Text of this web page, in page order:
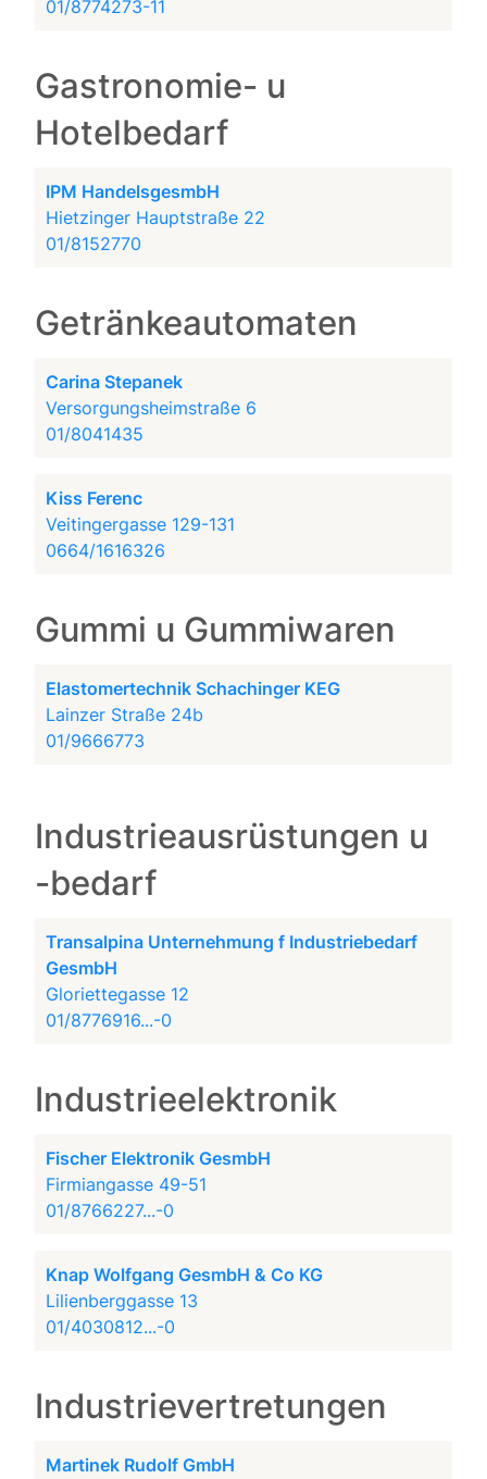
01/8774273-11
Gastronomie- u
Hotelbedarf
IPM HandelsgesmbH
Hietzinger Hauptstraße 22
01/8152770
Getränkeautomaten
Carina Stepanek
Versorgungsheimstraße 6
01/8041435
Kiss Ferenc
Veitingergasse 129-131
0664/1616326
Gummi u Gummiwaren
Elastomertechnik Schachinger KEG
Lainzer Straße 24b
01/9666773
Industrieausrüstungen u
-bedarf
Transalpina Unternehmung f Industriebedarf
GesmbH
Gloriettegasse 12
01/8776916...-0
Industrieelektronik
Fischer Elektronik GesmbH
Firmiangasse 49-51
01/8766227...-0
Knap Wolfgang GesmbH & Co KG
Lilienberggasse 13
01/4030812...-0
Industrievertretungen
Martinek Rudolf GmbH